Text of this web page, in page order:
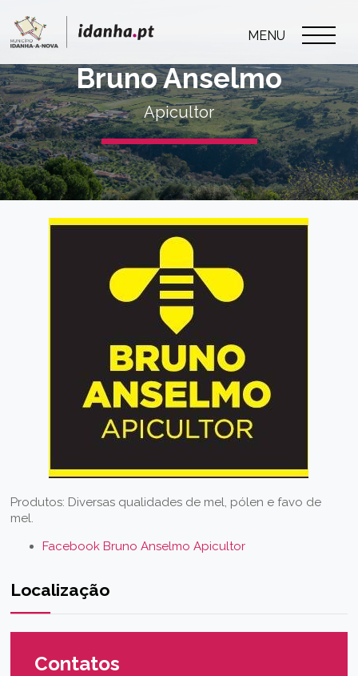
MENU
Bruno Anselmo
Apicultor
Produtos: Diversas qualidades de mel, pólen e favo de
mel.
Facebook Bruno Anselmo Apicultor
Localização
Contatos